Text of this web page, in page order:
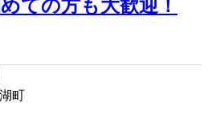
ての方も大歓迎！
町